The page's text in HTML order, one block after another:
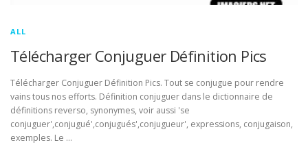
ALL
Télécharger Conjuguer Définition Pics
Télécharger Conjuguer Définition Pics. Tout se conjugue pour rendre
vains tous nos efforts. Définition conjuguer dans le dictionnaire de
définitions reverso, synonymes, voir aussi 'se
conjuguer',conjugué',conjugués',conjugueur', expressions, conjugaison,
exemples. Le …